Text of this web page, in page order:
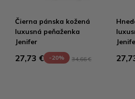
Čierna pánska kožená
luxusná peňaženka
Jenifer
27,73 € -20% 34,66 €